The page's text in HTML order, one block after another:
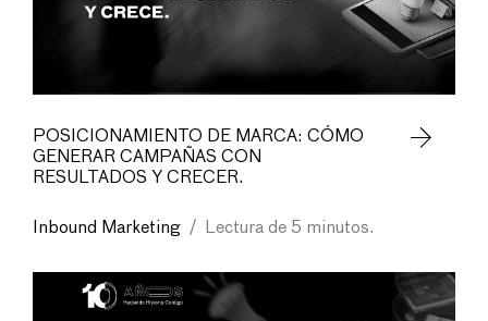
POSICIONAMIENTO DE MARCA: CÓMO
GENERAR CAMPAÑAS CON
RESULTADOS Y CRECER.
Inbound Marketing / Lectura de 5 minutos.